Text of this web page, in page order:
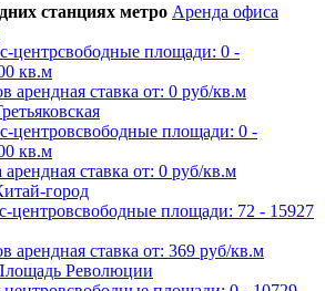
станциях метро Аренда офиса
центрсвободные площади: 0 -
кв.м
арендная ставка от: 0 руб/кв.м
центровсвободные площади: 0 -
кв.м
арендная ставка от: 0 руб/кв.м
город
центровсвободные площади: 72 - 15927
арендная ставка от: 369 руб/кв.м
Революции